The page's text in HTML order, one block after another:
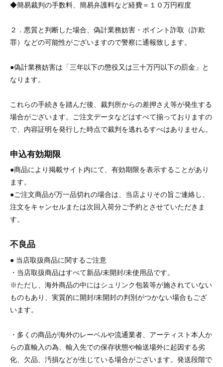
◆簡易裁判の手数料、簡易弁護料など経費＝１０万円程度
２．悪質と判断した場合、偽計業務妨害・ポイント詐取（詐欺
罪）などの可能性がございますので警察に通報致します。
●偽計業務妨害は「三年以下の懲役又は三十万円以下の罰金」と
なります。
これらの手続きを踏んだ後、裁判所からの差押さえ等が発生する
場合がございます。ご注文データなどはすべて揃っておりますの
で、内容証明を発行した時点で裁判を逃れるすべはありません。
申込有効期限
●商品により掲載サイト内にて、有効期限を表示することがあり
ます。
●ご注文商品が万一品切れの場合は、当店よりその旨ご連絡し、
注文をキャンセルまたは次回入荷分ご予約とさせていただきま
す。
不良品
● 当店取扱商品に関するご注意
・当店取扱商品はすべて新品/未開封/未使用品です。
※ただし、海外商品の中にはシュリンク包装等が施されていない
ものもあり、実質的に開封/未開封の判別がつかない場合もござ
います。
・多くの商品が海外のレーベルや流通業者、アーティスト本人か
らの直輸入の為、輸入先での保存状態や輸送場外に起因する劣
化、欠品、汚損などが生じている場合がございます。発送段階で